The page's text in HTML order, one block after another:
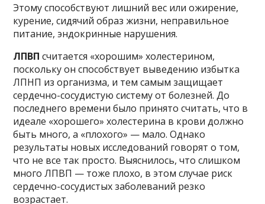
Этому способствуют лишний вес или ожирение,
курение, сидячий образ жизни, неправильное
питание, эндокринные нарушения.
ЛПВП считается «хорошим» холестерином,
поскольку он способствует выведению избытка
ЛПНП из организма, и тем самым защищает
сердечно-сосудистую систему от болезней. До
последнего времени было принято считать, что в
идеале «хорошего» холестерина в крови должно
быть много, а «плохого» — мало. Однако
результаты новых исследований говорят о том,
что не все так просто. Выяснилось, что слишком
много ЛПВП — тоже плохо, в этом случае риск
сердечно-сосудистых заболеваний резко
возрастает.